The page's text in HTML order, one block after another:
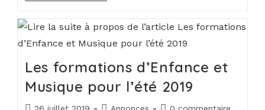
Les formations d’Enfance et
Musique pour l’été 2019